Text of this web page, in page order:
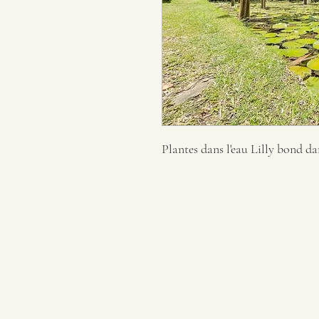
Plantes dans l'eau Lilly bond